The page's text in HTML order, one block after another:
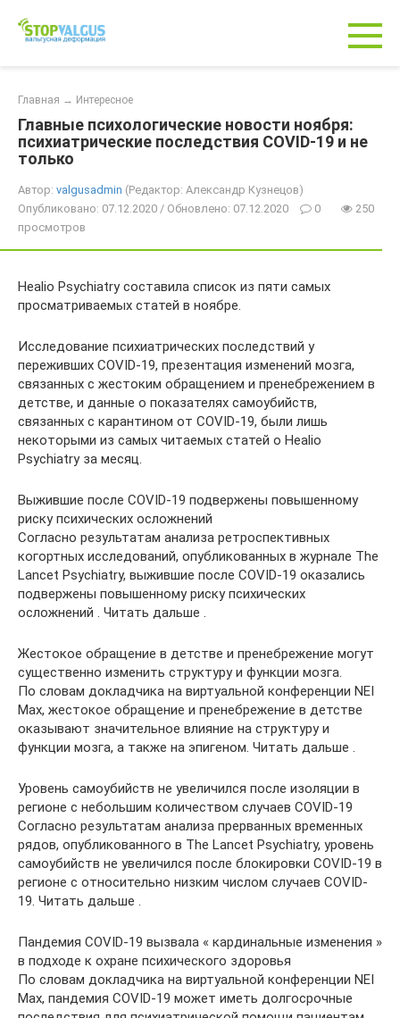
контенту
Главная → Интересное
Главные психологические новости ноября:
психиатрические последствия COVID-19 и не
только
Автор: valgusadmin (Редактор: Александр Кузнецов)
Опубликовано: 07.12.2020 / Обновлено: 07.12.2020
0
250
просмотров
Healio Psychiatry составила список из пяти самых
просматриваемых статей в ноябре.
Исследование психиатрических последствий у
переживших COVID-19, презентация изменений мозга,
связанных с жестоким обращением и пренебрежением в
детстве, и данные о показателях самоубийств,
связанных с карантином от COVID-19, были лишь
некоторыми из самых читаемых статей о Healio
Psychiatry за месяц.
Выжившие после COVID-19 подвержены повышенному
риску психических осложнений
Согласно результатам анализа ретроспективных
когортных исследований, опубликованных в журнале The
Lancet Psychiatry, выжившие после COVID-19 оказались
подвержены повышенному риску психических
осложнений . Читать дальше .
Жестокое обращение в детстве и пренебрежение могут
существенно изменить структуру и функции мозга.
По словам докладчика на виртуальной конференции NEI
Max, жестокое обращение и пренебрежение в детстве
оказывают значительное влияние на структуру и
функции мозга, а также на эпигеном. Читать дальше .
Уровень самоубийств не увеличился после изоляции в
регионе с небольшим количеством случаев COVID-19
Согласно результатам анализа прерванных временных
рядов, опубликованного в The Lancet Psychiatry, уровень
самоубийств не увеличился после блокировки COVID-19 в
регионе с относительно низким числом случаев COVID-
19. Читать дальше .
Пандемия COVID-19 вызвала « кардинальные изменения »
в подходе к охране психического здоровья
По словам докладчика на виртуальной конференции NEI
Max, пандемия COVID-19 может иметь долгосрочные